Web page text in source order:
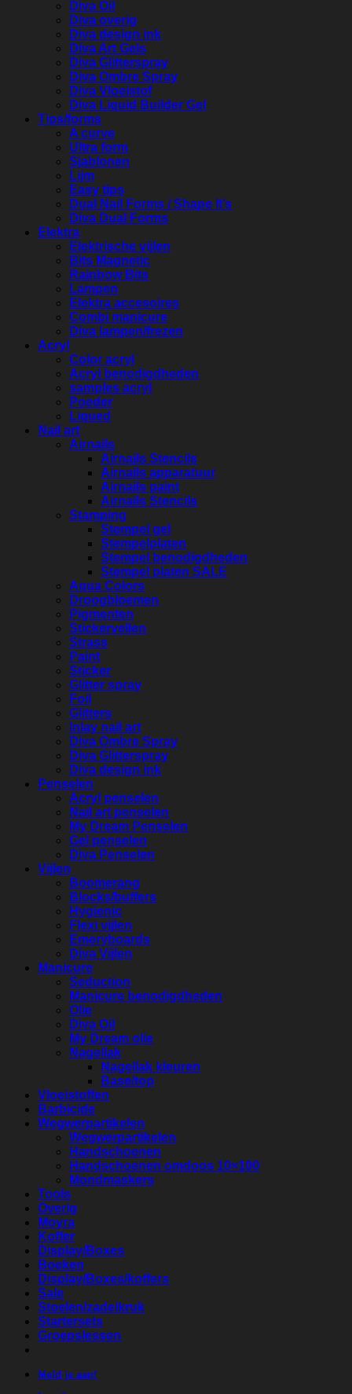
Diva Oil
Diva overig
Diva design ink
Diva Art Gels
Diva Glitterspray
Diva Ombre Spray
Diva Vloeistof
Diva Liquid Builder Gel
Tips/forms
A curve
Ultra form
Sjablonen
Lijm
Easy tips
Dual Nail Forms / Shape It’s
Diva Dual Forms
Elektra
Elektrische vijlen
Bits Magnetic
Rainbow Bits
Lampen
Elektra accesoires
Combi manicure
Diva lampen/frezen
Acryl
Color acryl
Acryl benodigdheden
samples acryl
Poeder
Liqued
Nail art
Airnails
Airnails Stencils
Airnails apparatuur
Airnails paint
Airnails Stencils
Stamping
Stempel gel
Stempelplaten
Stempel benodigdheden
Stempel platen SALE
Aqua Colors
Droogbloemen
Pigmenten
Stickervellen
Strass
Paint
Sticker
Glitter spray
Foil
Glitters
Inlay nail art
Diva Ombre Spray
Diva Glitterspray
Diva design ink
Penselen
Acryl penselen
Nail art penselen
My Dream Penselen
Gel penselen
Diva Penselen
Vijlen
Boomerang
Blocks/buffers
Hygienic
Flexi vijlen
Emeryboards
Diva Vijlen
Manicure
Seduction
Manicure benodigdheden
Olie
Diva Oil
My Dream olie
Nagellak
Nagellak kleuren
Base/top
Vloeistoffen
Barbicide
Wegwerpartikelen
Wegwerpartikelen
Handschoenen
Handschoenen omdoos 10×100
Mondmaskers
Tools
Overig
Moyra
Koffer
Display/Boxes
Boeken
Display/Boxes/koffers
Sale
Stoelen/zadelkruk
Startersets
Groepslessen
Meld je aan!